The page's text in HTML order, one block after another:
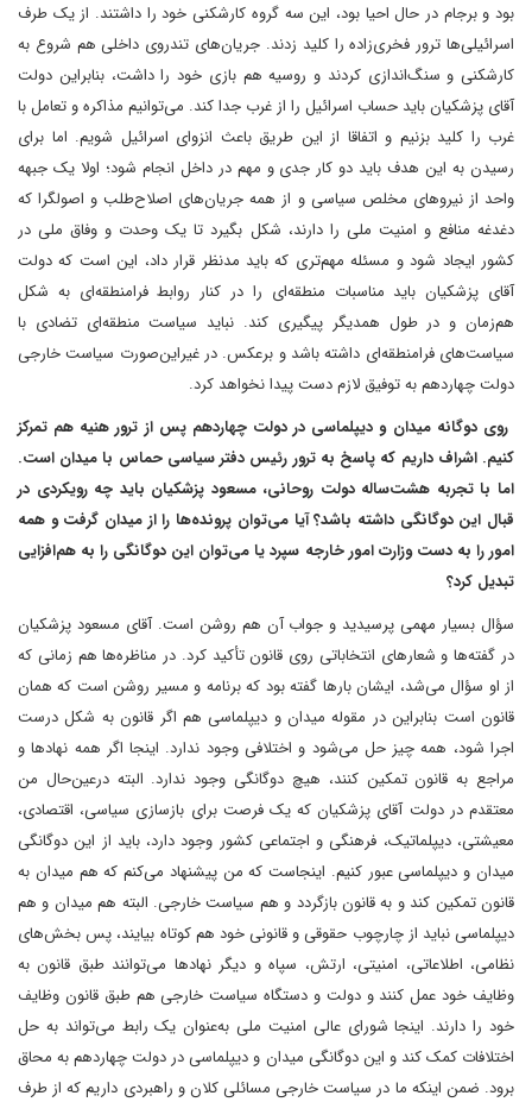
بود و برجام در حال احیا بود، این سه گروه کارشکنی خود را داشتند. از یک طرف
اسرائیلی‌ها ترور فخری‌زاده را کلید زدند. جریان‌های تندروی داخلی هم شروع به
کارشکنی و سنگ‌اندازی کردند و روسیه هم بازی خود را داشت، بنابراین دولت
آقای پزشکیان باید حساب اسرائیل را از غرب جدا کند. می‌توانیم مذاکره و تعامل با
غرب را کلید بزنیم و اتفاقا از این طریق باعث انزوای اسرائیل شویم. اما برای
رسیدن به این هدف باید دو کار جدی و مهم در داخل انجام شود؛ اولا یک جبهه
واحد از نیروهای مخلص سیاسی و از همه جریان‌های اصلاح‌طلب و اصولگرا که
دغدغه منافع و امنیت ملی را دارند، شکل بگیرد تا یک وحدت و وفاق ملی در
کشور ایجاد شود و مسئله مهم‌تری که باید مد‌نظر قرار داد، این است که دولت
آقای پزشکیان باید مناسبات منطقه‌ای را در کنار روابط فرامنطقه‌ای به شکل
هم‌زمان و در طول همدیگر پیگیری کند. نباید سیاست منطقه‌ای تضادی با
سیاست‌های فرامنطقه‌ای داشته باشد و برعکس. در غیر‌این‌صورت سیاست خارجی
دولت چهاردهم به توفیق لازم دست پیدا نخواهد کرد.
‌ روی دوگانه میدان و دیپلماسی در دولت چهاردهم پس از ترور هنیه هم تمرکز
کنیم. اشراف داریم که پاسخ به ترور رئیس دفتر سیاسی حماس با میدان است.
اما با تجربه هشت‌ساله دولت روحانی، مسعود پزشکیان باید چه رویکردی در
قبال این دوگانگی داشته باشد؟ آیا می‌توان پرونده‌ها را از میدان گرفت و همه
امور را به دست وزارت امور خارجه سپرد یا می‌توان این دوگانگی را به هم‌افزایی
تبدیل کرد؟
سؤال بسیار مهمی پرسیدید و جواب آن هم روشن است. آقای مسعود پزشکیان
در گفته‌ها و شعارهای انتخاباتی روی قانون تأکید کرد. در مناظره‌ها هم زمانی که
از او سؤال می‌شد، ایشان بارها گفته بود که برنامه و مسیر روشن است که همان
قانون است بنابراین در مقوله میدان و دیپلماسی هم اگر قانون به شکل درست
اجرا شود، همه چیز حل می‌شود و اختلافی وجود ندارد. اینجا اگر همه نهادها و
مراجع به قانون تمکین کنند، هیچ دوگانگی وجود ندارد. البته درعین‌حال من
معتقدم در دولت آقای پزشکیان که یک فرصت برای بازسازی سیاسی، اقتصادی،
معیشتی، دیپلماتیک، فرهنگی و اجتماعی کشور وجود دارد، باید از این دوگانگی
میدان و دیپلماسی عبور کنیم. اینجاست که من پیشنهاد می‌کنم که هم میدان به
قانون تمکین کند و به قانون بازگردد و هم سیاست خارجی. البته هم میدان و هم
دیپلماسی نباید از چارچوب حقوقی و قانونی خود هم کوتاه بیایند، پس بخش‌های
نظامی، اطلاعاتی، امنیتی، ارتش، سپاه و دیگر نهادها می‌توانند طبق قانون به
وظایف خود عمل کنند و دولت و دستگاه سیاست خارجی هم طبق قانون وظایف
خود را دارند. اینجا شورای ‌عالی امنیت ملی به‌عنوان یک رابط می‌تواند به حل
اختلافات کمک کند و این دوگانگی میدان و دیپلماسی در دولت چهاردهم به محاق
برود. ضمن اینکه ما در سیاست خارجی مسائلی کلان و راهبردی داریم که از طرف